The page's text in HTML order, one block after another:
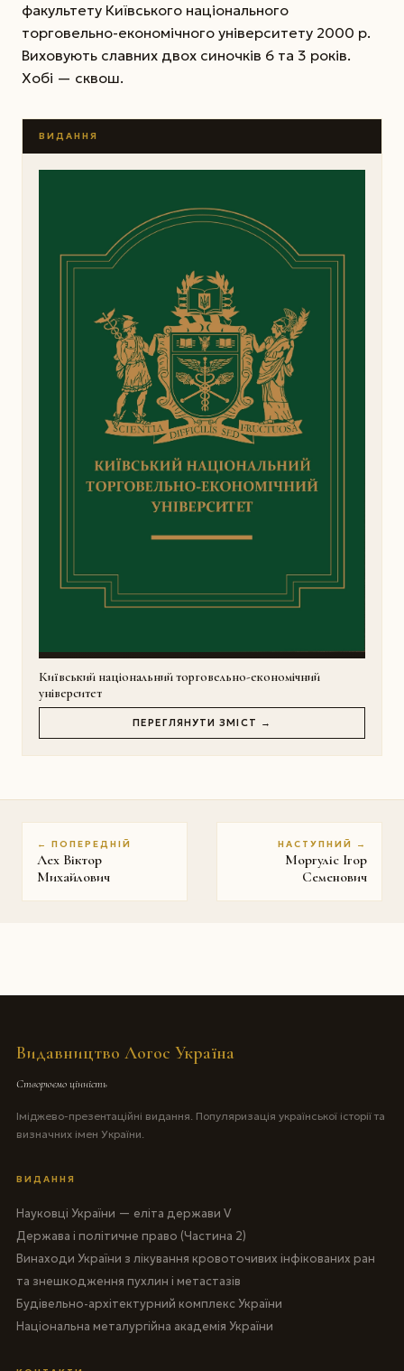
факультету Київського національного
торговельно-­економічного університету 2000 р.
Виховують славних двох синочків 6 та 3 років.
Хобі — сквош.
ВИДАННЯ
Київський національний торговельно-економічний
університет
ПЕРЕГЛЯНУТИ ЗМІСТ →
← ПОПЕРЕДНІЙ
Лех Віктор
Михайлович
НАСТУПНИЙ →
Моргуліс Ігор
Семенович
Видавництво Логос Україна
Створюємо цінність
Іміджево-презентаційні видання. Популяризація української історії та
визначних імен України.
ВИДАННЯ
Науковці України — еліта держави V
Держава і політичне право (Частина 2)
Винаходи України з лікування кровоточивих інфікованих ран
та знешкодження пухлин і метастазів
Будівельно-архітектурний комплекс України
Національна металургійна академія України